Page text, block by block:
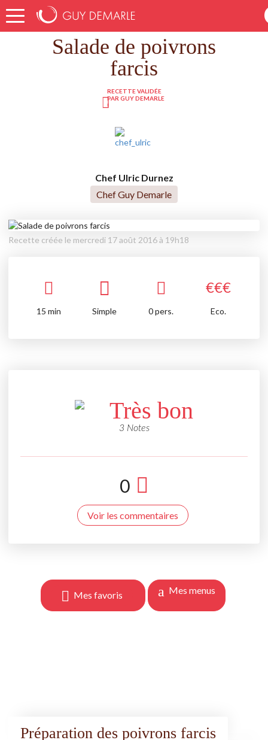
Accueil Recettes Salade de poivrons farcis
Salade de poivrons
farcis
RECETTE VALIDÉE
PAR GUY DEMARLE
!
Chef Ulric Durnez
Chef Guy Demarle
Recette créée le mercredi 17 août 2016 à 19h18
€€€
15 min Simple 0 pers. Eco.
Très bon
3 Notes
0
Voir les commentaires
Mes favoris Mes menus
Préparation des poivrons farcis